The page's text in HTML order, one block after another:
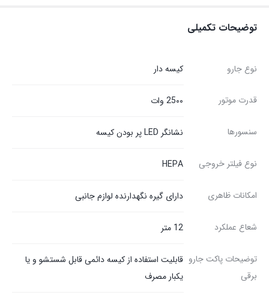
توضیحات تکمیلی
نوع جارو کیسه‌ دار
قدرت موتور 25۰۰ وات
سنسورها نشانگر LED پر بودن کیسه
نوع فیلتر خروجی HEPA
امکانات ظاهری دارای گیره نگهدارنده لوازم جانبی
شعاع عملکرد 12 متر
توضیحات پاکت جارو
برقی
قابلیت استفاده از کیسه دائمی قابل شستشو و یا
یکبار مصرف